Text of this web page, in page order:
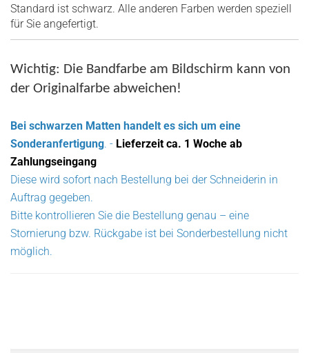
Standard ist schwarz. Alle anderen Farben werden speziell
für Sie angefertigt.
Wichtig: Die Bandfarbe am Bildschirm kann von
der Originalfarbe abweichen!
Bei schwarzen Matten handelt es sich um eine
Sonderanfertigung. - Lieferzeit ca. 1 Woche ab
Zahlungseingang
Diese wird sofort nach Bestellung bei der Schneiderin in
Auftrag gegeben.
Bitte kontrollieren Sie die Bestellung genau – eine
Stornierung bzw. Rückgabe ist bei Sonderbestellung nicht
möglich.